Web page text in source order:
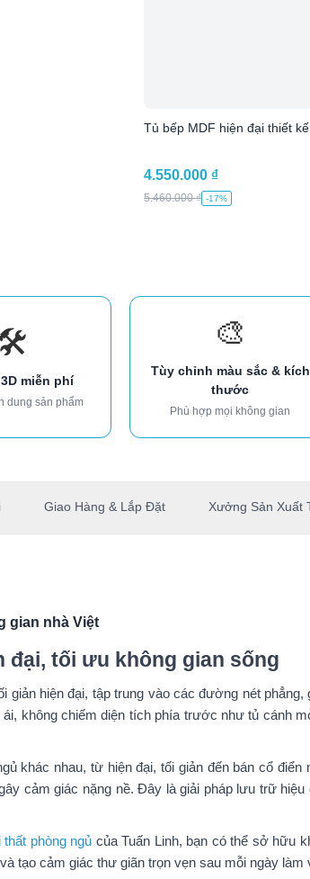
Tủ bếp MDF hiện đại thiết
4.550.000 ₫
5.460.000₫ -17%
miễn phí
dung sản phẩm
🎨
Tùy chỉnh màu sắc & kích
thước
Phù hợp mọi không gian
Giao Hàng & Lắp Đặt Xưởng Sản Xuất
gian nhà Việt
đại, tối ưu không gian sống
giản hiện đại, tập trung vào các đường nét
không chiếm diện tích phía trước như tủ cánh
khác nhau, từ hiện đại, tối giản đến bán cổ
cảm giác nặng nề. Đây là giải pháp lưu trữ
phòng ngủ của Tuấn Linh, bạn có thể sở hữu
tạo cảm giác thư giãn trọn vẹn sau mỗi ngày làm